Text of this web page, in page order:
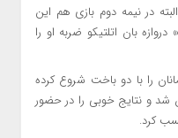
در نیمه دوم بازی هم این
بان اتلتیکو ضربه او را
را با دو باخت شروع کرده
امتیاز صدرنشین شد و نتایج خوبی را در حضور
کرد.